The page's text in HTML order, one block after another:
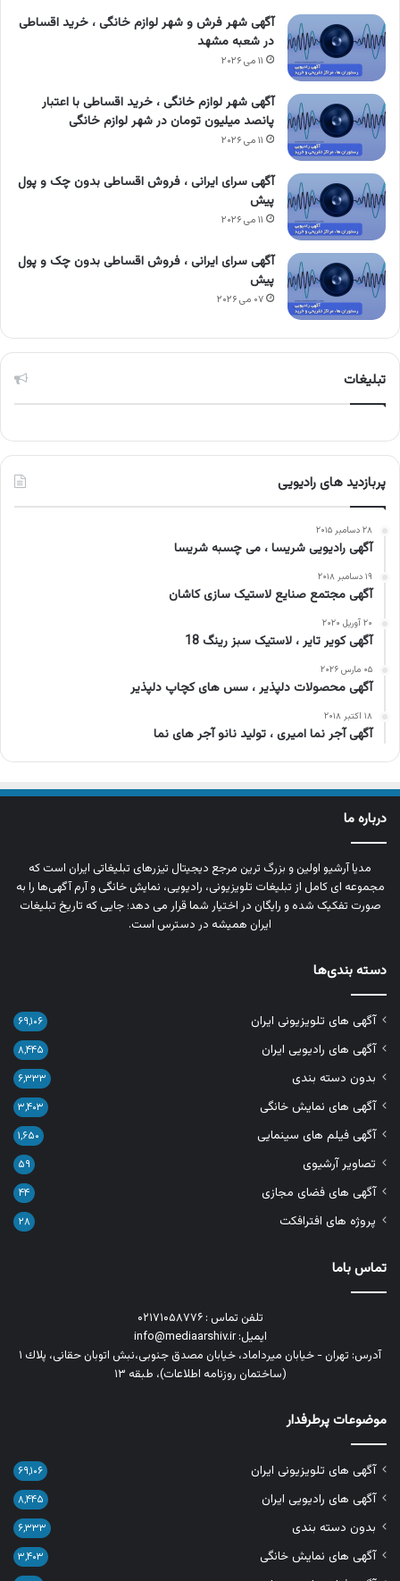
آگهی شهر فرش و شهر لوازم خانگی ، خرید اقساطی
در شعبه مشهد
۱۱ می ۲۰۲۶
آگهی شهر لوازم خانگی ، خرید اقساطی با اعتبار
پانصد میلیون تومان در شهر لوازم خانگی
۱۱ می ۲۰۲۶
آگهی سرای ایرانی ، فروش اقساطی بدون چک و پول
پیش
۱۱ می ۲۰۲۶
آگهی سرای ایرانی ، فروش اقساطی بدون چک و پول
پیش
۰۷ می ۲۰۲۶
تبلیغات
پربازدید های رادیویی
۲۸ دسامبر ۲۰۱۵
آگهی رادیویی شریسا ، می چسبه شریسا
۱۹ دسامبر ۲۰۱۸
آگهی مجتمع صنایع لاستیک سازی کاشان
۲۰ آوریل ۲۰۲۰
آگهی کویر تایر ، لاستیک سبز رینگ 18
۰۵ مارس ۲۰۲۶
آگهی محصولات دلپذیر ، سس های کچاپ دلپذیر
۱۸ اکتبر ۲۰۱۸
آگهی آجر نما امیری ، تولید نانو آجر های نما
درباره ما
مدیا آرشیو اولین و بزرگ‌ ترین مرجع دیجیتال تیزرهای تبلیغاتی ایران است که
مجموعه‌ ای کامل از تبلیغات تلویزیونی، رادیویی، نمایش خانگی و آرم‌ آگهی‌ها را به‌
صورت تفکیک‌ شده و رایگان در اختیار شما قرار می‌ دهد؛ جایی که تاریخ تبلیغات
ایران همیشه در دسترس است.
دسته بندی‌ها
آگهی های تلویزیونی ایران ۶۹,۱۰۶
آگهی های رادیویی ایران ۸,۴۴۵
بدون دسته بندی ۶,۳۳۳
آگهی های نمایش خانگی ۳,۴۰۳
آگهی فیلم های سینمایی ۱,۶۵۰
تصاویر آرشیوی ۵۹
آگهی های فضای مجازی ۴۴
پروژه های افترافکت ۲۸
تماس باما
تلفن تماس : ۰۲۱۷۱۰۵۸۷۷۶
ایمیل: info@mediaarshiv.ir
آدرس: تهران - خیابان میرداماد، خیابان مصدق جنوبی،نبش اتوبان حقانی، پلاك ١
(ساختمان روزنامه اطلاعات)، طبقه ۱۳
موضوعات پرطرفدار
آگهی های تلویزیونی ایران ۶۹,۱۰۶
آگهی های رادیویی ایران ۸,۴۴۵
بدون دسته بندی ۶,۳۳۳
آگهی های نمایش خانگی ۳,۴۰۳